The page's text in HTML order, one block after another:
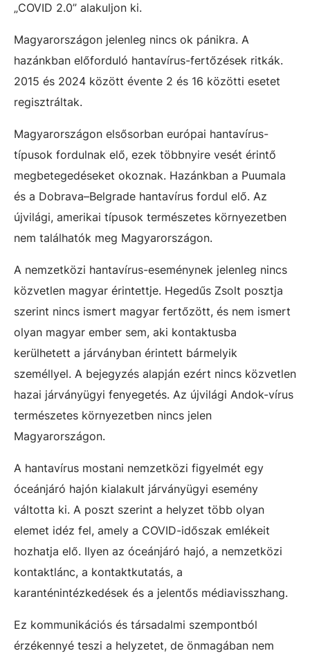
„COVID 2.0” alakuljon ki.
Magyarországon jelenleg nincs ok pánikra. A
hazánkban előforduló hantavírus-fertőzések ritkák.
2015 és 2024 között évente 2 és 16 közötti esetet
regisztráltak.
Magyarországon elsősorban európai hantavírus-
típusok fordulnak elő, ezek többnyire vesét érintő
megbetegedéseket okoznak. Hazánkban a Puumala
és a Dobrava–Belgrade hantavírus fordul elő. Az
újvilági, amerikai típusok természetes környezetben
nem találhatók meg Magyarországon.
A nemzetközi hantavírus-eseménynek jelenleg nincs
közvetlen magyar érintettje. Hegedűs Zsolt posztja
szerint nincs ismert magyar fertőzött, és nem ismert
olyan magyar ember sem, aki kontaktusba
kerülhetett a járványban érintett bármelyik
személlyel. A bejegyzés alapján ezért nincs közvetlen
hazai járványügyi fenyegetés. Az újvilági Andok-vírus
természetes környezetben nincs jelen
Magyarországon.
A hantavírus mostani nemzetközi figyelmét egy
óceánjáró hajón kialakult járványügyi esemény
váltotta ki. A poszt szerint a helyzet több olyan
elemet idéz fel, amely a COVID-időszak emlékeit
hozhatja elő. Ilyen az óceánjáró hajó, a nemzetközi
kontaktlánc, a kontaktkutatás, a
karanténintézkedések és a jelentős médiavisszhang.
Ez kommunikációs és társadalmi szempontból
érzékennyé teszi a helyzetet, de önmagában nem